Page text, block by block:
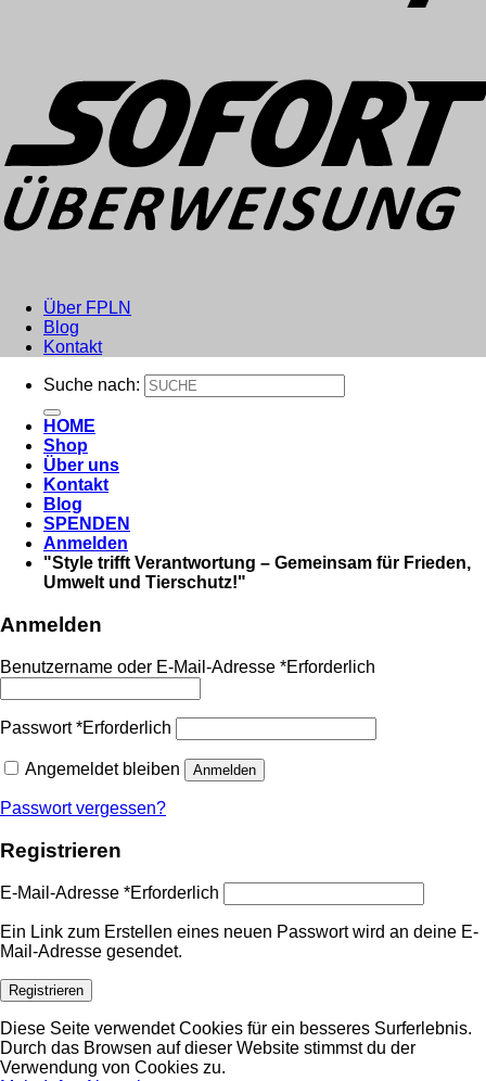
Über FPLN
Blog
Kontakt
Suche nach:
HOME
Shop
Über uns
Kontakt
Blog
SPENDEN
Anmelden
"Style trifft Verantwortung – Gemeinsam für Frieden,
Umwelt und Tierschutz!"
Anmelden
Benutzername oder E-Mail-Adresse *Erforderlich
Passwort*Erforderlich
Angemeldet bleiben Anmelden
Passwort vergessen?
Registrieren
E-Mail-Adresse *Erforderlich
Ein Link zum Erstellen eines neuen Passwort wird an deine E-
Mail-Adresse gesendet.
Registrieren
Diese Seite verwendet Cookies für ein besseres Surferlebnis.
Durch das Browsen auf dieser Website stimmst du der
Verwendung von Cookies zu.